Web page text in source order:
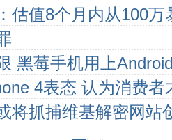
估值8个月内从100万
黑莓手机用上
4表态 认为消费者
将抓捕维基解密网站